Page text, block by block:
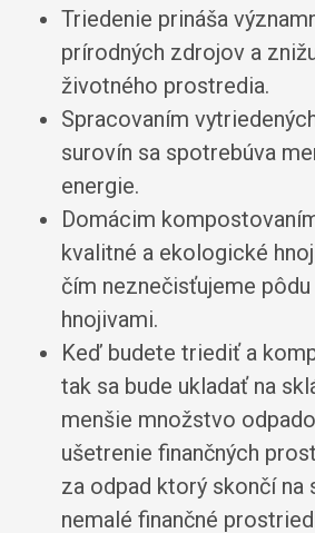
Triedenie prináša
prírodných zdrojov a
životného prostredia.
Spracovaním
surovín sa spotrebúva
energie.
Domácim
kvalitné a ekologické
čím neznečisťujeme
hnojivami.
Keď budete triediť a
tak sa bude ukladať na
menšie množstvo
ušetrenie finančných
za odpad ktorý skončí na
nemalé finančné